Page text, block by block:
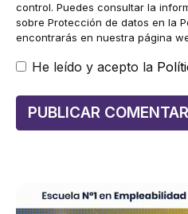
control. Puedes consultar la
sobre Protección de datos en la
encontrarás en nuestra página
He leído y acepto la